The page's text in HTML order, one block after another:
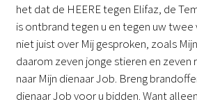
het dat de HEERE tegen Elifaz, de
is ontbrand tegen u en tegen uw
niet juist over Mij gesproken, zoals
daarom zeven jonge stieren en zeven
naar Mijn dienaar Job. Breng
dienaar Job voor u bidden. Want